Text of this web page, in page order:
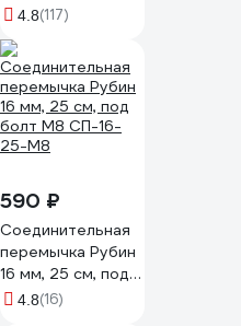
В, амперметр,
регулировка
зарядного тока,
импульсное ACH-
AM-18
4.8(117)
590 ₽
Соединительная
перемычка Рубин
16 мм, 25 см, под
болт М8 СП-16-
4.8(16)